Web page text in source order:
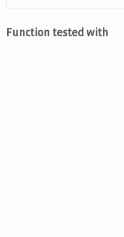
Function tested with